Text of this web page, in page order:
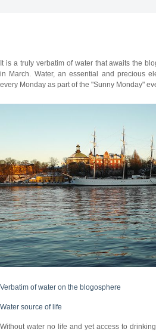
It is a truly verbatim of water that awaits the
in March. Water, an essential and precious
every Monday as part of the "Sunny Monday"
Verbatim of water on the blogosphere
Water source of life
Without water no life and yet access to